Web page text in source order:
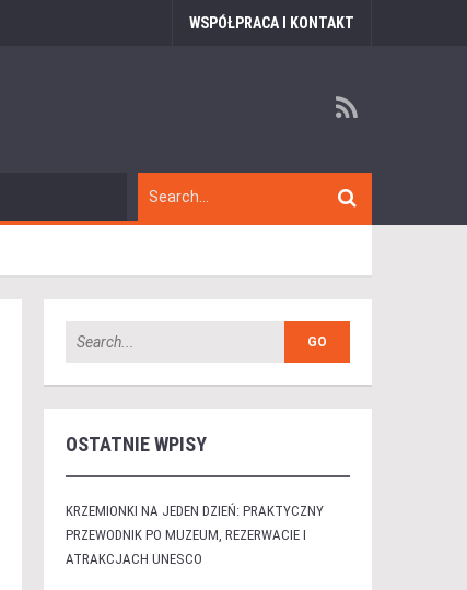
WSPÓŁPRACA I KONTAKT
OSTATNIE WPISY
KRZEMIONKI NA JEDEN DZIEŃ: PRAKTYCZNY
PRZEWODNIK PO MUZEUM, REZERWACIE I
ATRAKCJACH UNESCO